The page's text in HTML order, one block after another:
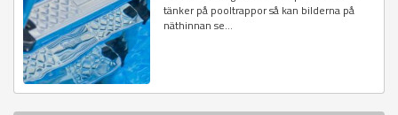
tänker på pooltrappor så kan bilderna på
näthinnan se...